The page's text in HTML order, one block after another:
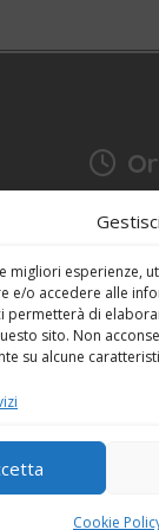
migliori esperienze,
e/o accedere alle
permetterà di
sito. Non
su alcune
Cookie
17:15 -
Cookie
by ENKEY